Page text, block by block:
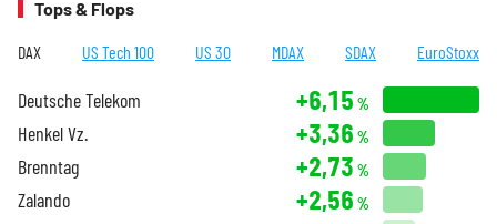
Tops & Flops
DAX US Tech 100 US 30 MDAX SDAX EuroStoxx
Deutsche Telekom +6,15 %
Henkel Vz. +3,36 %
Brenntag +2,73 %
Zalando +2,56 %